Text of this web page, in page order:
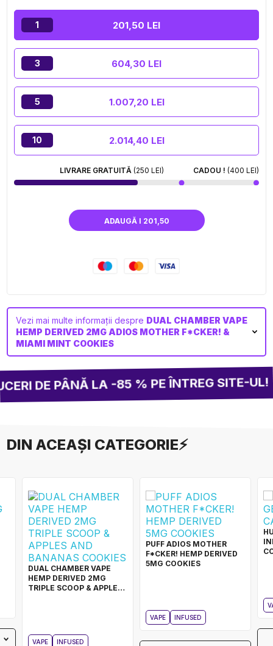
eficientă și ultra versatilă, care se adaptează
mood‑ului tău, fie că ești pe relax sau în căutare de
senzații mai intense.
1 201,50 LEI
3 604,30 LEI
5 1.007,20 LEI
10 2.014,40 LEI
LIVRARE GRATUITĂ(250 LEI) CADOU ! (400 LEI)
ADAUGĂ I 201,50
Vezi mai multe informații despre DUAL CHAMBER VAPE
HEMP DERIVED 2MG ADIOS MOTHER F*CKER! &
MIAMI MINT COOKIES
DE PÂNĂ LA -85 % PE ÎNTREG SITE-UL!
DIN ACEAȘI CATEGORIE⚡
DUAL CHAMBER VAPE
HEMP DERIVED 2MG
TRIPLE SCOOP & APPLES
VAPE INFUSED
PUFF ADIOS MOTHER
F*CKER! HEMP DERIVED
5MG COOKIES
VAPE INFUSED